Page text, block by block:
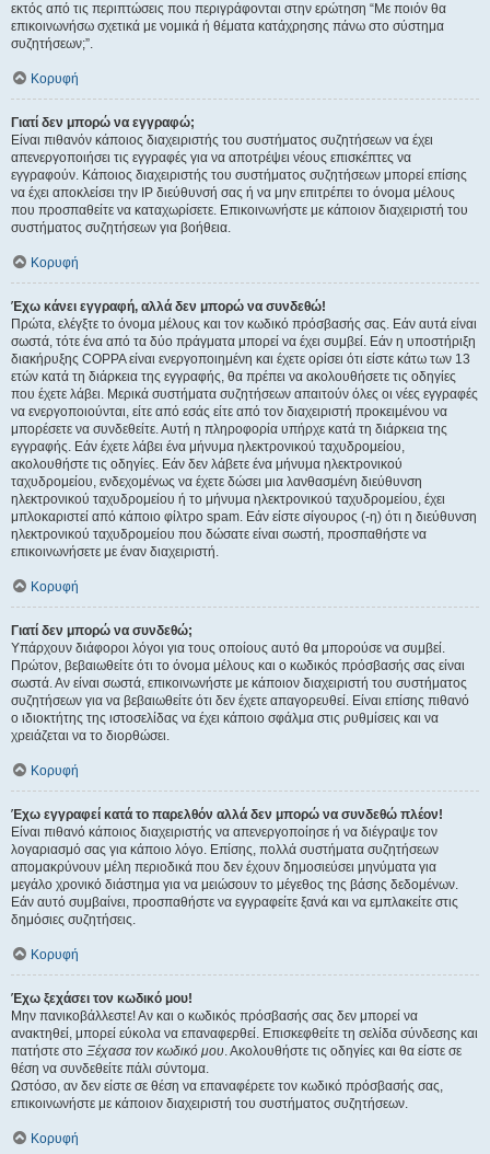
εκτός από τις περιπτώσεις που περιγράφονται στην ερώτηση “Με ποιόν θα
επικοινωνήσω σχετικά με νομικά ή θέματα κατάχρησης πάνω στο σύστημα
συζητήσεων;”.
Κορυφή
Γιατί δεν μπορώ να εγγραφώ;
Είναι πιθανόν κάποιος διαχειριστής του συστήματος συζητήσεων να έχει
απενεργοποιήσει τις εγγραφές για να αποτρέψει νέους επισκέπτες να
εγγραφούν. Κάποιος διαχειριστής του συστήματος συζητήσεων μπορεί επίσης
να έχει αποκλείσει την IP διεύθυνσή σας ή να μην επιτρέπει το όνομα μέλους
που προσπαθείτε να καταχωρίσετε. Επικοινωνήστε με κάποιον διαχειριστή του
συστήματος συζητήσεων για βοήθεια.
Κορυφή
Έχω κάνει εγγραφή, αλλά δεν μπορώ να συνδεθώ!
Πρώτα, ελέγξτε το όνομα μέλους και τον κωδικό πρόσβασής σας. Εάν αυτά είναι
σωστά, τότε ένα από τα δύο πράγματα μπορεί να έχει συμβεί. Εάν η υποστήριξη
διακήρυξης COPPA είναι ενεργοποιημένη και έχετε ορίσει ότι είστε κάτω των 13
ετών κατά τη διάρκεια της εγγραφής, θα πρέπει να ακολουθήσετε τις οδηγίες
που έχετε λάβει. Μερικά συστήματα συζητήσεων απαιτούν όλες οι νέες εγγραφές
να ενεργοποιούνται, είτε από εσάς είτε από τον διαχειριστή προκειμένου να
μπορέσετε να συνδεθείτε. Αυτή η πληροφορία υπήρχε κατά τη διάρκεια της
εγγραφής. Εάν έχετε λάβει ένα μήνυμα ηλεκτρονικού ταχυδρομείου,
ακολουθήστε τις οδηγίες. Εάν δεν λάβετε ένα μήνυμα ηλεκτρονικού
ταχυδρομείου, ενδεχομένως να έχετε δώσει μια λανθασμένη διεύθυνση
ηλεκτρονικού ταχυδρομείου ή το μήνυμα ηλεκτρονικού ταχυδρομείου, έχει
μπλοκαριστεί από κάποιο φίλτρο spam. Εάν είστε σίγουρος (-η) ότι η διεύθυνση
ηλεκτρονικού ταχυδρομείου που δώσατε είναι σωστή, προσπαθήστε να
επικοινωνήσετε με έναν διαχειριστή.
Κορυφή
Γιατί δεν μπορώ να συνδεθώ;
Υπάρχουν διάφοροι λόγοι για τους οποίους αυτό θα μπορούσε να συμβεί.
Πρώτον, βεβαιωθείτε ότι το όνομα μέλους και ο κωδικός πρόσβασής σας είναι
σωστά. Αν είναι σωστά, επικοινωνήστε με κάποιον διαχειριστή του συστήματος
συζητήσεων για να βεβαιωθείτε ότι δεν έχετε απαγορευθεί. Είναι επίσης πιθανό
ο ιδιοκτήτης της ιστοσελίδας να έχει κάποιο σφάλμα στις ρυθμίσεις και να
χρειάζεται να το διορθώσει.
Κορυφή
Έχω εγγραφεί κατά το παρελθόν αλλά δεν μπορώ να συνδεθώ πλέον!
Είναι πιθανό κάποιος διαχειριστής να απενεργοποίησε ή να διέγραψε τον
λογαριασμό σας για κάποιο λόγο. Επίσης, πολλά συστήματα συζητήσεων
απομακρύνουν μέλη περιοδικά που δεν έχουν δημοσιεύσει μηνύματα για
μεγάλο χρονικό διάστημα για να μειώσουν το μέγεθος της βάσης δεδομένων.
Εάν αυτό συμβαίνει, προσπαθήστε να εγγραφείτε ξανά και να εμπλακείτε στις
δημόσιες συζητήσεις.
Κορυφή
Έχω ξεχάσει τον κωδικό μου!
Μην πανικοβάλλεστε! Αν και ο κωδικός πρόσβασής σας δεν μπορεί να
ανακτηθεί, μπορεί εύκολα να επαναφερθεί. Επισκεφθείτε τη σελίδα σύνδεσης και
πατήστε στο Ξέχασα τον κωδικό μου. Ακολουθήστε τις οδηγίες και θα είστε σε
θέση να συνδεθείτε πάλι σύντομα.
Ωστόσο, αν δεν είστε σε θέση να επαναφέρετε τον κωδικό πρόσβασής σας,
επικοινωνήστε με κάποιον διαχειριστή του συστήματος συζητήσεων.
Κορυφή